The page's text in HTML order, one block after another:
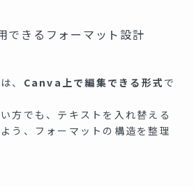
できるフォーマット設計
、 Canva上で編集できる形式で
方でも、テキストを入れ替える
う、フォーマットの構造を整理